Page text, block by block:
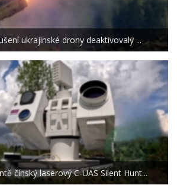
ukrajinské drony deaktivovaly ...
čínský laserový C-UAS Silent Hunt...